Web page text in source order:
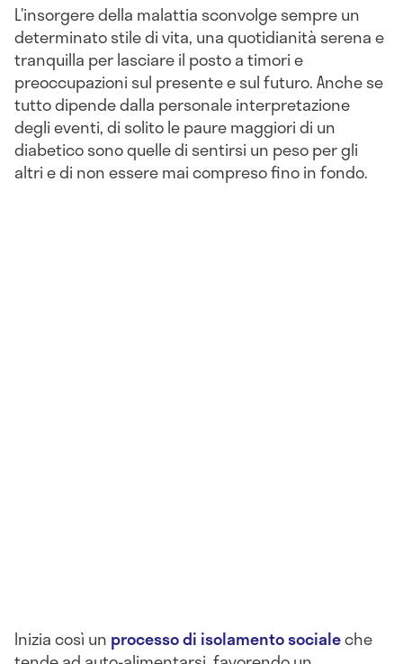
L’insorgere della malattia sconvolge sempre un
determinato stile di vita, una quotidianità serena e
tranquilla per lasciare il posto a timori e
preoccupazioni sul presente e sul futuro. Anche se
tutto dipende dalla personale interpretazione
degli eventi, di solito le paure maggiori di un
diabetico sono quelle di sentirsi un peso per gli
altri e di non essere mai compreso fino in fondo.
Inizia così un processo di isolamento socialeche